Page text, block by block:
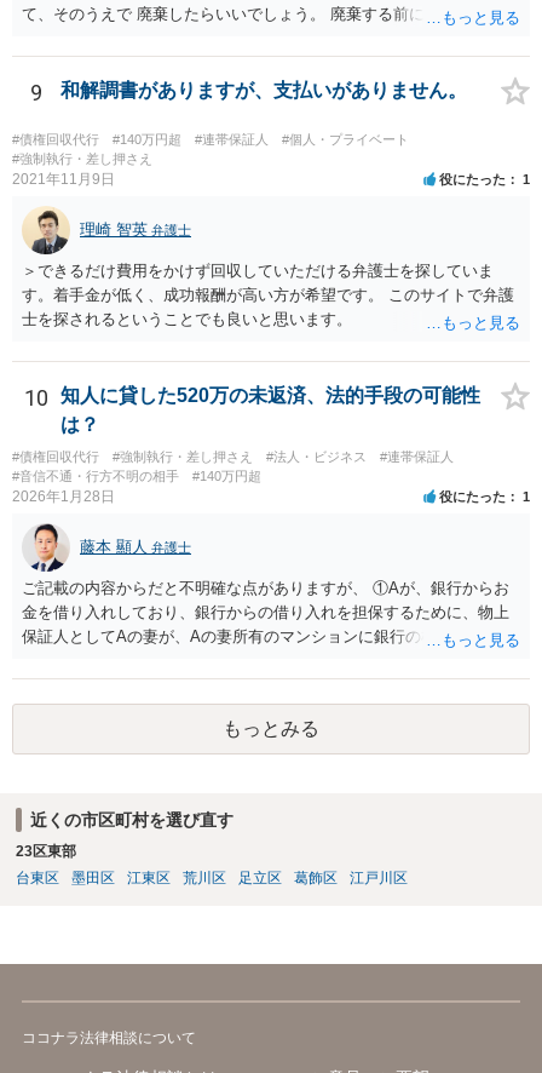
て、そのうえで 廃棄したらいいでしょう。 廃棄する前に、写真をとっ
9 和解調書がありますが、支払いがありません。
#債権回収代行 #140万円超 #連帯保証人
#個人・プライベート
#強制執行・差し押さえ
2021年11月9日 役にたった 1
理崎 智英 弁護士
＞できるだけ費用をかけず回収していただける弁護士を探していま
す。着手金が低く、成功報酬が高い方が希望です。 このサイトで弁護
士を探されるということでも良いと思います。
10
知人に貸した520万の未返済、法的手段の可能性
は？
#債権回収代行 #強制執行・差し押さえ #法人・ビジネス
#連帯保証人
#音信不通・行方不明の相手
#140万円超
2026年1月28日 役にたった 1
藤本 顯人 弁護士
ご記載の内容からだと不明確な点がありますが、 ①Aが、銀行からお
金を借り入れしており、銀行からの借り入れを担保するために、物上
保証人としてAの妻が、Aの妻所有のマンションに銀行の根抵当権を入
を担保するために、根抵当権としてAの妻のマンションに根抵当権が設
定されているという可能性 です。 状況からすると、①だと思います。
①だとした場合、現状ですと、Aには全く弁済能力がないので、回収は
非常に厳しいと思われます。
もっとみる
近くの市区町村を選び直す
23区東部
台東区
墨田区 江東区 荒川区 足立区 葛飾区 江戸川区
ココナラ法律相談について